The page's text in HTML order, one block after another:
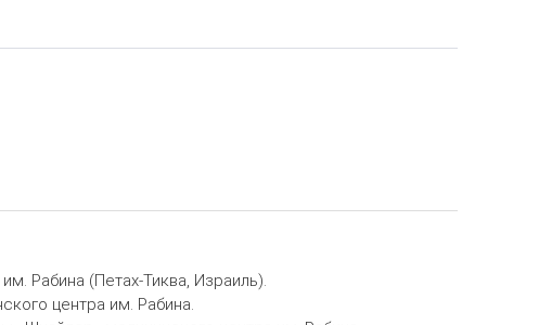
Рабина (Петах-Тиква, Израиль).
центра им. Рабина.